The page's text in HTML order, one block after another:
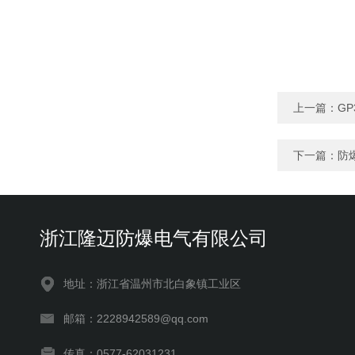
上一篇：
下一篇： 防
浙江隆迈防爆电气有限公司
地址：浙江省温州市北白象镇工业区
邮箱：2228942589@qq.com